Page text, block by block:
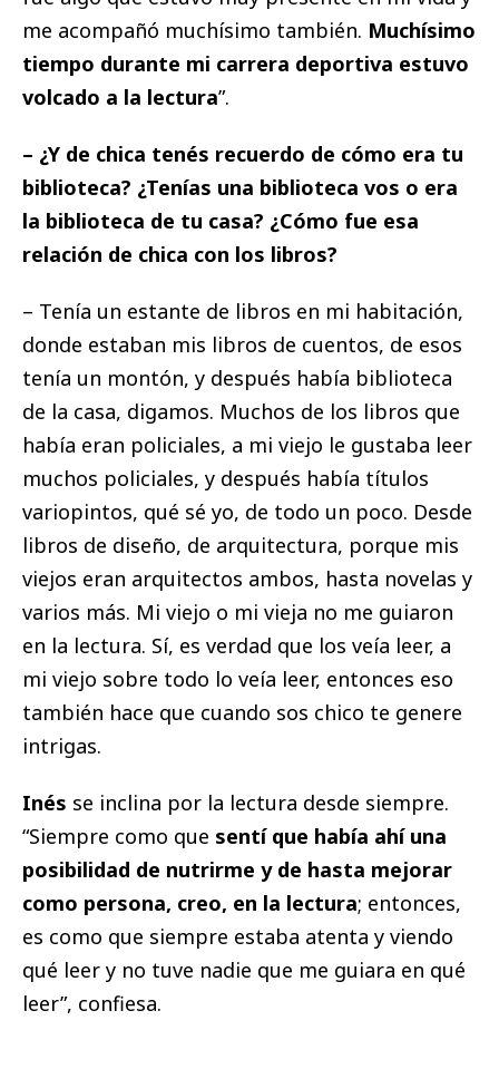
me acompañó muchísimo también. Muchísimo
tiempo durante mi carrera deportiva estuvo
volcado a la lectura”.
– ¿Y de chica tenés recuerdo de cómo era tu
biblioteca? ¿Tenías una biblioteca vos o era
la biblioteca de tu casa? ¿Cómo fue esa
relación de chica con los libros?
– Tenía un estante de libros en mi habitación,
donde estaban mis libros de cuentos, de esos
tenía un montón, y después había biblioteca
de la casa, digamos. Muchos de los libros que
había eran policiales, a mi viejo le gustaba leer
muchos policiales, y después había títulos
variopintos, qué sé yo, de todo un poco. Desde
libros de diseño, de arquitectura, porque mis
viejos eran arquitectos ambos, hasta novelas y
varios más. Mi viejo o mi vieja no me guiaron
en la lectura. Sí, es verdad que los veía leer, a
mi viejo sobre todo lo veía leer, entonces eso
también hace que cuando sos chico te genere
intrigas.
Inés se inclina por la lectura desde siempre.
“Siempre como que sentí que había ahí una
posibilidad de nutrirme y de hasta mejorar
como persona, creo, en la lectura; entonces,
es como que siempre estaba atenta y viendo
qué leer y no tuve nadie que me guiara en qué
leer”, confiesa.